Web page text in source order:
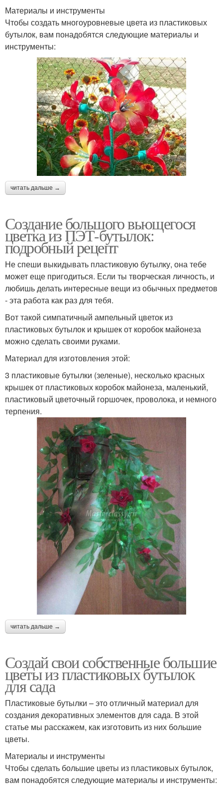
Материалы и инструменты
Чтобы создать многоуровневые цвета из пластиковых
бутылок, вам понадобятся следующие материалы и
инструменты:
читать дальше →
Создание большого вьющегося
цветка из ПЭТ-бутылок:
подробный рецепт
Не спеши выкидывать пластиковую бутылку, она тебе
может еще пригодиться. Если ты творческая личность, и
любишь делать интересные вещи из обычных предметов
- эта работа как раз для тебя.
Вот такой симпатичный ампельный цветок из
пластиковых бутылок и крышек от коробок майонеза
можно сделать своими руками.
Материал для изготовления этой:
3 пластиковые бутылки (зеленые), несколько красных
крышек от пластиковых коробок майонеза, маленький,
пластиковый цветочный горшочек, проволока, и немного
терпения.
читать дальше →
Создай свои собственные большие
цветы из пластиковых бутылок
для сада
Пластиковые бутылки – это отличный материал для
создания декоративных элементов для сада. В этой
статье мы расскажем, как изготовить из них большие
цветы.
Материалы и инструменты
Чтобы сделать большие цветы из пластиковых бутылок,
вам понадобятся следующие материалы и инструменты: